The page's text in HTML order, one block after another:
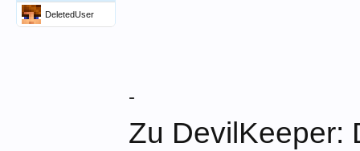
DeletedUser
-
Zu DevilKeeper: